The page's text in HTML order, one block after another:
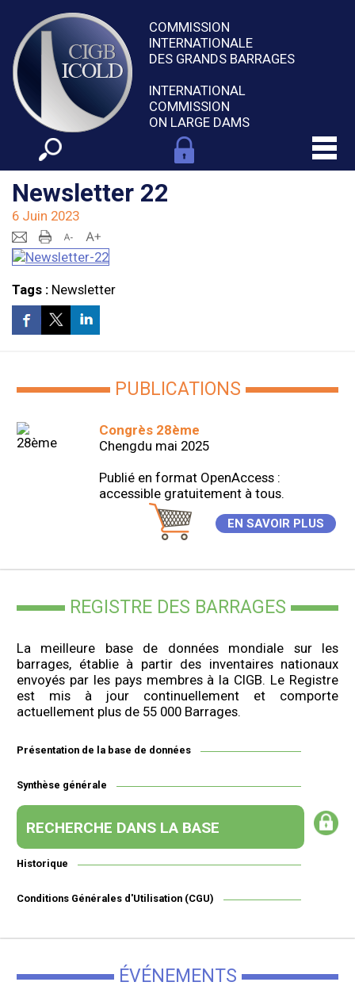
COMMISSION
INTERNATIONALE
DES GRANDS BARRAGES
INTERNATIONAL
COMMISSION
ON LARGE DAMS
PUBLICATIONS
Congrès 28ème
Chengdu mai 2025
Publié en format OpenAccess :
accessible gratuitement à tous.
EN SAVOIR PLUS
REGISTRE DES BARRAGES
La meilleure base de données mondiale sur les
barrages, établie à partir des inventaires nationaux
envoyés par les pays membres à la CIGB. Le Registre
est mis à jour continuellement et comporte
actuellement plus de 55 000 Barrages.
Présentation de la base de données
Synthèse générale
RECHERCHE DANS LA BASE
Historique
Conditions Générales d'Utilisation (CGU)
ÉVÉNEMENTS
Newsletter 22
6 Juin 2023
Tags : Newsletter